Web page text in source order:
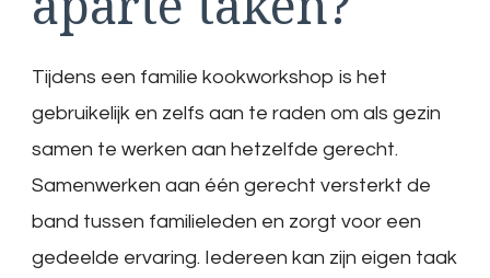
Tijdens een familie kookworkshop is het
gebruikelijk en zelfs aan te raden om als gezin
samen te werken aan hetzelfde gerecht.
Samenwerken aan één gerecht versterkt de
band tussen familieleden en zorgt voor een
gedeelde ervaring. Iedereen kan zijn eigen taak